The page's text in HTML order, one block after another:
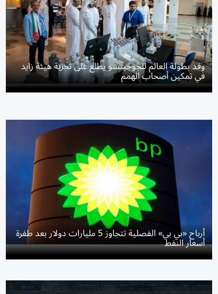
وفد بطولة العالم للجوجيتسو يطلع على تجربة هيئة زايد
في تمكين أصحاب الهمم
أرباح «بي بي» الفصلية تتجاوز 5 مليارات دولار بعد طفرة
أسعار النفط